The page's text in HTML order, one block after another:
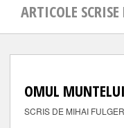
ARTICOLE SCRISE
OMUL MUNTELUI
SCRIS DE MIHAI FULGER